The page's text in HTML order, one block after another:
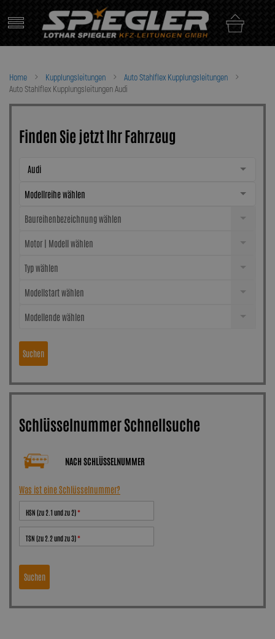
content
Home Kupplungsleitungen
Auto Stahlflex Kupplungsleitungen
Auto Stahlflex Kupplungsleitungen Audi
Finden Sie jetzt Ihr Fahrzeug
Audi
Modellreihe wählen
Baureihenbezeichnung wählen
Motor | Modell wählen
Typ wählen
Modellstart wählen
Modellende wählen
Suchen
Schlüsselnummer Schnellsuche
NACH SCHLÜSSELNUMMER
Was ist eine Schlüsselnummer?
HSN (zu 2.1 und zu 2)
TSN (zu 2.2 und zu 3)
Suchen